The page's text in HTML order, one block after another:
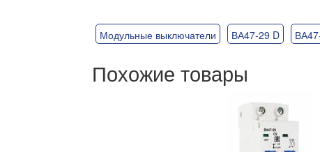
Модульные выключатели ВА47-29 D
Похожие товары